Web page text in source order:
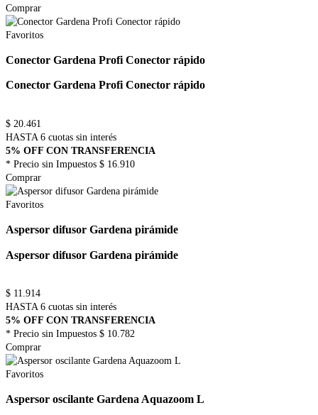
Comprar
Favoritos
Conector Gardena Profi Conector rápido
Conector Gardena Profi Conector rápido
$ 20.461
HASTA 6 cuotas sin interés
5% OFF CON TRANSFERENCIA
* Precio sin Impuestos $ 16.910
Comprar
Favoritos
Aspersor difusor Gardena pirámide
Aspersor difusor Gardena pirámide
$ 11.914
HASTA 6 cuotas sin interés
5% OFF CON TRANSFERENCIA
* Precio sin Impuestos $ 10.782
Comprar
Favoritos
Aspersor oscilante Gardena Aquazoom L